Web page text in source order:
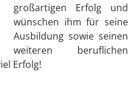
großartigen Erfolg und
wünschen ihm für seine
Ausbildung sowie seinen
weiteren beruflichen
Erfolg!